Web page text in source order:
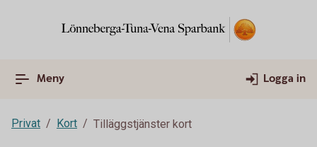
Meny Logga in
Privat Kort Tilläggstjänster kort